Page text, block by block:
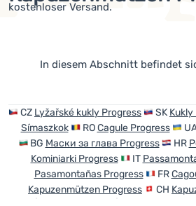
Zelte
Ausrüstung
Kochen
kostenloser Versand.
Produkte
In diesem Abschnitt befindet
CZ Lyžařské kukly Progress SK
Símaszkok
ROCagule Progress
BG Маски за глава Progress HR
Kominiarki Progress
IT
Pasamontañas Progress
FR
Kapuzenmützen Progress
CH